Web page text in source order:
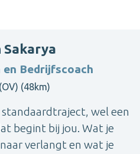
Sakarya
Bedrijfscoach
(48km)
standaardtraject, wel een
begint bij jou. Wat je
verlangt en wat je